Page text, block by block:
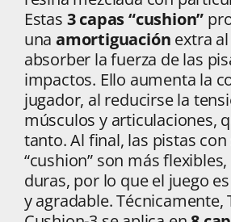
Estas 3 capas “cushion”
unaamortiguación extra
absorber la fuerza de las
impactos. Ello aumenta la
jugador, al reducirse la
músculos y articulaciones,
tanto. Al final, las pistas
“cushion” son más
duras, por lo que el juego
y agradable. Técnicamente,